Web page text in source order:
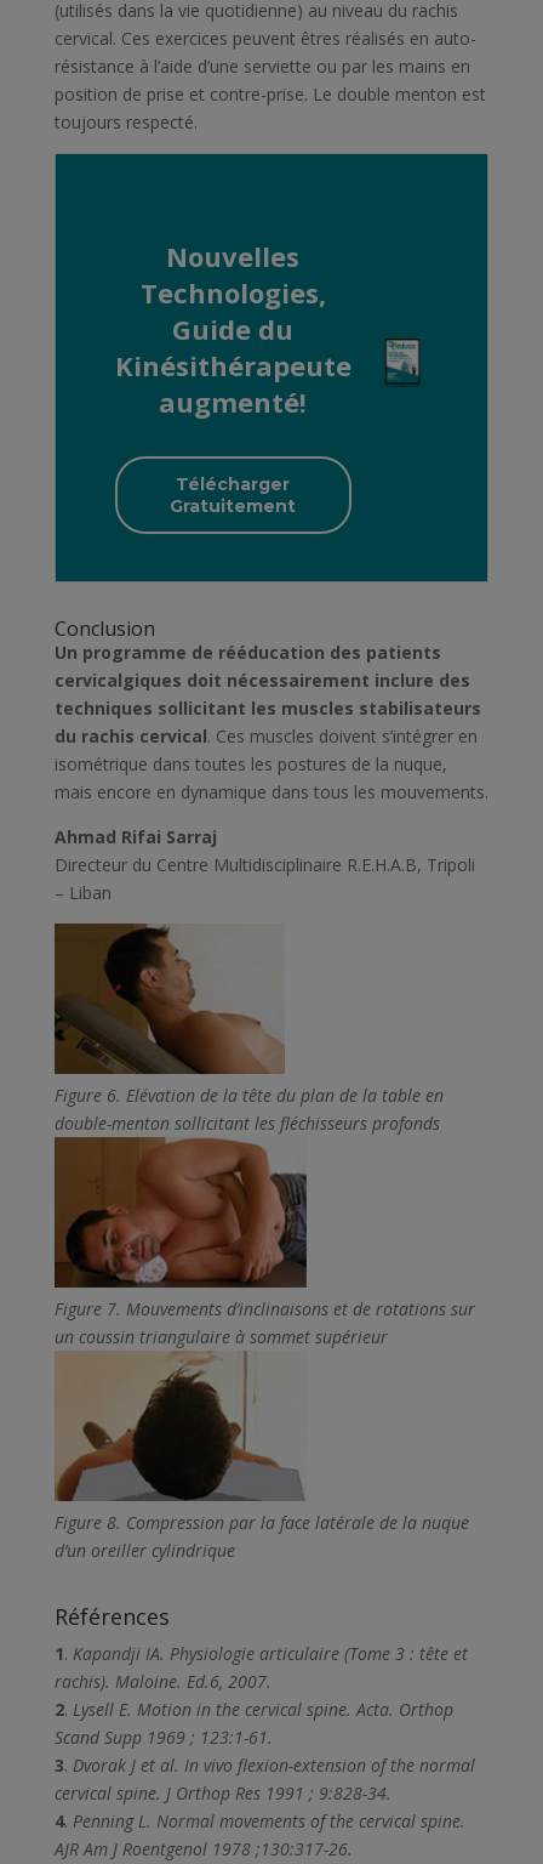
(utilisés dans la vie quotidienne) au niveau du rachis
cervical. Ces exercices peuvent êtres réalisés en auto-
résistance à l’aide d’une serviette ou par les mains en
position de prise et contre-prise. Le double menton est
toujours respecté.
Nouvelles
Technologies,
Guide du
Kinésithérapeute
augmenté!
Télécharger
Gratuitement
Conclusion
Un programme de rééducation des patients
cervicalgiques doit nécessairement inclure des
techniques sollicitant les muscles stabilisateurs
du rachis cervical. Ces muscles doivent s’intégrer en
isométrique dans toutes les postures de la nuque,
mais encore en dynamique dans tous les mouvements.
Ahmad Rifai Sarraj
Directeur du Centre Multidisciplinaire R.E.H.A.B, Tripoli
– Liban
Figure 6. Elévation de la tête du plan de la table en
double-menton sollicitant les fléchisseurs profonds
Figure 7. Mouvements d’inclinaisons et de rotations sur
un coussin triangulaire à sommet supérieur
Figure 8. Compression par la face latérale de la nuque
d’un oreiller cylindrique
Références
1. Kapandji IA. Physiologie articulaire (Tome 3 : tête et
rachis). Maloine. Ed.6, 2007.
2. Lysell E. Motion in the cervical spine. Acta. Orthop
Scand Supp 1969 ; 123:1-61.
3. Dvorak J et al. In vivo flexion-extension of the normal
cervical spine. J Orthop Res 1991 ; 9:828-34.
4. Penning L. Normal movements of the cervical spine.
AJR Am J Roentgenol 1978 ;130:317-26.